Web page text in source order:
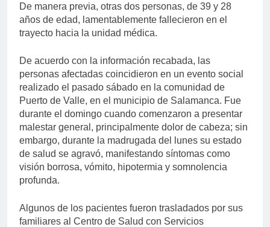
De manera previa, otras dos personas, de 39 y 28
años de edad, lamentablemente fallecieron en el
trayecto hacia la unidad médica.
De acuerdo con la información recabada, las
personas afectadas coincidieron en un evento social
realizado el pasado sábado en la comunidad de
Puerto de Valle, en el municipio de Salamanca. Fue
durante el domingo cuando comenzaron a presentar
malestar general, principalmente dolor de cabeza; sin
embargo, durante la madrugada del lunes su estado
de salud se agravó, manifestando síntomas como
visión borrosa, vómito, hipotermia y somnolencia
profunda.
Algunos de los pacientes fueron trasladados por sus
familiares al Centro de Salud con Servicios